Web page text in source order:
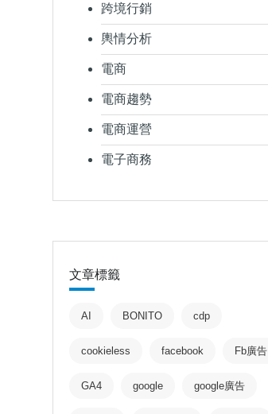
跨境行銷
輿情分析
電商
電商趨勢
電商運營
電子商務
文章標籤
AI BONITO cdp
cookieless facebook Fb廣告
GA4 google google廣告